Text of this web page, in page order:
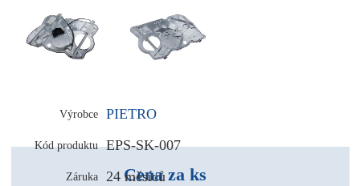
Výrobce PIETRO
Kód produktu EPS-SK-007
Záruka 24 měsíců
Cena za ks